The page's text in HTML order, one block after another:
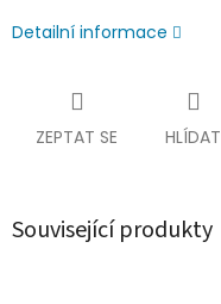
Detailní informace
ZEPTAT SE HLÍDAT
Související produkty